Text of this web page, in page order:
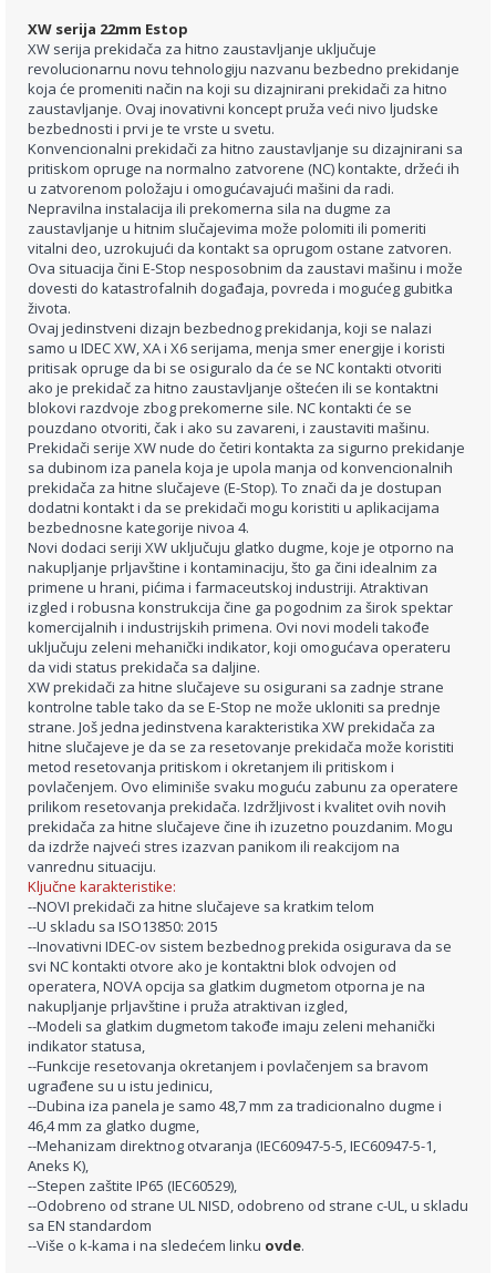
XW serija 22mm Estop
XW serija prekidača za hitno zaustavljanje uključuje
revolucionarnu novu tehnologiju nazvanu bezbedno prekidanje
koja će promeniti način na koji su dizajnirani prekidači za hitno
zaustavljanje. Ovaj inovativni koncept pruža veći nivo ljudske
bezbednosti i prvi je te vrste u svetu.
Konvencionalni prekidači za hitno zaustavljanje su dizajnirani sa
pritiskom opruge na normalno zatvorene (NC) kontakte, držeći ih
u zatvorenom položaju i omogućavajući mašini da radi.
Nepravilna instalacija ili prekomerna sila na dugme za
zaustavljanje u hitnim slučajevima može polomiti ili pomeriti
vitalni deo, uzrokujući da kontakt sa oprugom ostane zatvoren.
Ova situacija čini E-Stop nesposobnim da zaustavi mašinu i može
dovesti do katastrofalnih događaja, povreda i mogućeg gubitka
života.
Ovaj jedinstveni dizajn bezbednog prekidanja, koji se nalazi
samo u IDEC XW, XA i X6 serijama, menja smer energije i koristi
pritisak opruge da bi se osiguralo da će se NC kontakti otvoriti
ako je prekidač za hitno zaustavljanje oštećen ili se kontaktni
blokovi razdvoje zbog prekomerne sile. NC kontakti će se
pouzdano otvoriti, čak i ako su zavareni, i zaustaviti mašinu.
Prekidači serije XW nude do četiri kontakta za sigurno prekidanje
sa dubinom iza panela koja je upola manja od konvencionalnih
prekidača za hitne slučajeve (E-Stop). To znači da je dostupan
dodatni kontakt i da se prekidači mogu koristiti u aplikacijama
bezbednosne kategorije nivoa 4.
Novi dodaci seriji XW uključuju glatko dugme, koje je otporno na
nakupljanje prljavštine i kontaminaciju, što ga čini idealnim za
primene u hrani, pićima i farmaceutskoj industriji. Atraktivan
izgled i robusna konstrukcija čine ga pogodnim za širok spektar
komercijalnih i industrijskih primena. Ovi novi modeli takođe
uključuju zeleni mehanički indikator, koji omogućava operateru
da vidi status prekidača sa daljine.
XW prekidači za hitne slučajeve su osigurani sa zadnje strane
kontrolne table tako da se E-Stop ne može ukloniti sa prednje
strane. Još jedna jedinstvena karakteristika XW prekidača za
hitne slučajeve je da se za resetovanje prekidača može koristiti
metod resetovanja pritiskom i okretanjem ili pritiskom i
povlačenjem. Ovo eliminiše svaku moguću zabunu za operatere
prilikom resetovanja prekidača. Izdržljivost i kvalitet ovih novih
prekidača za hitne slučajeve čine ih izuzetno pouzdanim. Mogu
da izdrže najveći stres izazvan panikom ili reakcijom na
vanrednu situaciju.
Ključne karakteristike:
--NOVI prekidači za hitne slučajeve sa kratkim telom
--U skladu sa ISO13850: 2015
--Inovativni IDEC-ov sistem bezbednog prekida osigurava da se
svi NC kontakti otvore ako je kontaktni blok odvojen od
operatera, NOVA opcija sa glatkim dugmetom otporna je na
nakupljanje prljavštine i pruža atraktivan izgled,
--Modeli sa glatkim dugmetom takođe imaju zeleni mehanički
indikator statusa,
--Funkcije resetovanja okretanjem i povlačenjem sa bravom
ugrađene su u istu jedinicu,
--Dubina iza panela je samo 48,7 mm za tradicionalno dugme i
46,4 mm za glatko dugme,
--Mehanizam direktnog otvaranja (IEC60947-5-5, IEC60947-5-1,
Aneks K),
--Stepen zaštite IP65 (IEC60529),
--Odobreno od strane UL NISD, odobreno od strane c-UL, u skladu
sa EN standardom
--Više o k-kama i na sledećem linku ovde.